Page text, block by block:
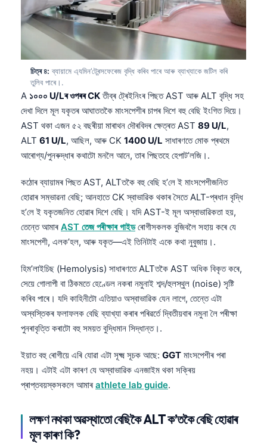
চিত্ৰ ৪: ব্যায়ামে এ্যমিন’ট্ৰেন্সফেৰেজ বৃদ্ধি কৰিব পাৰে আৰু ব্যাখ্যাকে জটিল কৰি
তুলিব পাৰে।.
A ১০০০ U/Lৰ ওপৰৰ CKতীব্ৰ ট্ৰেইনিংৰ পিছত AST আৰু ALT বৃদ্ধি সহ
দেখা দিলে মূল যকৃতৰ আঘাততকৈ মাংসপেশীৰ চাপৰ দিশে বহু বেছি ইংগিত দিয়ে।
AST থকা এজন ৫২ বছৰীয়া মাৰাথন দৌৰবিদৰ ক্ষেত্ৰত AST 89 U/L,
ALT 61 U/L, আছিল, আৰু CK 1400 U/L সাধাৰণতে মোক প্ৰথমে
আৰোগ্য/পুনৰুদ্ধাৰ কথাটো মনলৈ আনে, তাৰ পিছতহে হেপাট’লজি।.
কঠোৰ ব্যায়ামৰ পিছত AST, ALTতকৈ বহু বেছি হ’লে ই মাংসপেশীজনিত
হোৱাৰ সম্ভাৱনা বেছি; আনহাতে CK স্বাভাৱিক থকাৰ সৈতে ALT-প্ৰধান বৃদ্ধি
হ’লে ই যকৃতজনিত হোৱাৰ দিশে বেছি। যদি AST-ই মূল অস্বাভাৱিকতা হয়,
তেন্তে আমাৰ AST তেজ পৰীক্ষাৰ গাইডৰোগীসকলক বুজিবলৈ সহায় কৰে যে
মাংসপেশী, এলক’হল, আৰু যকৃত—এই তিনিটাই একে কথা নুবুজায়।.
হিম’লাইচিছ (Hemolysis) সাধাৰণতে ALTতকৈ AST অধিক বিকৃত কৰে,
সেয়ে গোলাপী বা ঠিকমতে হেণ্ডেল নকৰা নমুনাই শব্দ/হুলস্থুল (noise) সৃষ্টি
কৰিব পাৰে। যদি কাহিনীটো এতিয়াও অস্বাভাৱিক যেন লাগে, তেন্তে এটা
অস্বস্তিকৰ ফলাফলক বেছি ব্যাখ্যা কৰাৰ পৰিৱর্তে দ্বিতীয়বাৰ নমুনা লৈ পৰীক্ষা
পুনৰাবৃত্তি কৰাটো বহু সময়ত বুদ্ধিমান সিদ্ধান্ত।.
ইয়াত বহু ৰোগীয়ে এৰি যোৱা এটা সূক্ষ্ম সূচক আছে: GGT মাংসপেশীৰ পৰা
নহয়। এটাই এটা কাৰণ যে অস্বাভাৱিক এনজাইম থকা সক্ৰিয়
প্ৰাপ্তবয়স্কসকলে আমাৰ athlete lab guide.
লক্ষণ নথকা অৱস্থাতো বেছিকৈ ALT ক’তকৈ বেছি হোৱাৰ
মূল কাৰণ কি?